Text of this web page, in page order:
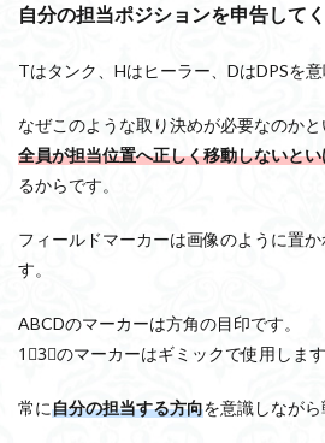
自分の担当ポジションを申告してく
Tはタンク、Hはヒーラー、DはDPSを意
なぜこのような取り決めが必要なのかと
全員が担当位置へ正しく移動しないと
るからです。
フィールドマーカーは画像のように置
す。
ABCDのマーカーは方角の目印です。
1⃣3⃣のマーカーはギミックで使用します
常に自分の担当する方向を意識しながら